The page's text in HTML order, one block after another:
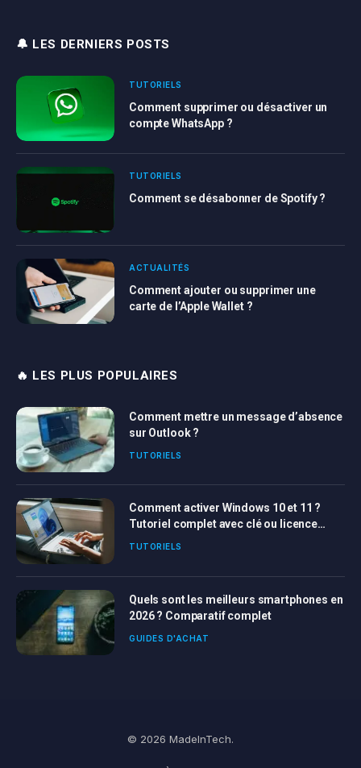
🔔 LES DERNIERS POSTS
TUTORIELS
Comment supprimer ou désactiver un
compte WhatsApp ?
TUTORIELS
Comment se désabonner de Spotify ?
ACTUALITÉS
Comment ajouter ou supprimer une
carte de l’Apple Wallet ?
🔥 LES PLUS POPULAIRES
Comment mettre un message d’absence
sur Outlook ?
TUTORIELS
Comment activer Windows 10 et 11 ?
Tutoriel complet avec clé ou licence
Windows
TUTORIELS
Quels sont les meilleurs smartphones en
2026 ? Comparatif complet
GUIDES D'ACHAT
© 2026 MadeInTech.